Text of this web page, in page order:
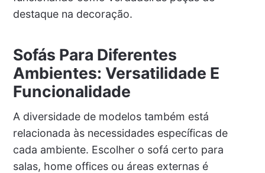
destaque na decoração.
Sofás Para Diferentes
Ambientes: Versatilidade E
Funcionalidade
A diversidade de modelos também está
relacionada às necessidades específicas de
cada ambiente. Escolher o sofá certo para
salas, home offices ou áreas externas é